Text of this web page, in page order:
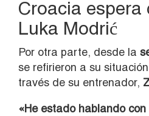
Croacia espera
Luka Modrić
Por otra parte, desde la
se refirieron a su
través de su entrenador,
«He estado hablando